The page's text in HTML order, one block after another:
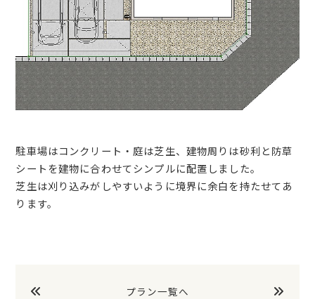
駐車場はコンクリート・庭は芝生、建物周りは砂利と防草
シートを建物に合わせてシンプルに配置しました。
芝生は刈り込みがしやすいように境界に余白を持たせてあ
ります。
プラン一覧へ